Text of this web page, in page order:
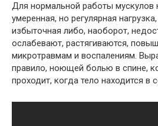
Для нормальной работы мускулов
умеренная, но регулярная
избыточная либо, наоборот,
ослабевают, растягиваются,
микротравмам и воспалениям.
правило, ноющей болью в спине,
проходит, когда тело находится в